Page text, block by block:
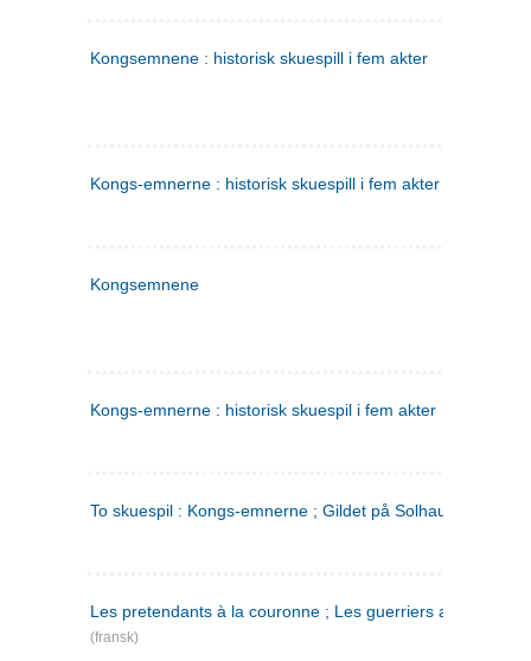
Kongsemnene : historisk skuespill i fem akter
Kongs-emnerne : historisk skuespill i fem akter
Kongsemnene
Kongs-emnerne : historisk skuespil i fem akter
To skuespil : Kongs-emnerne ; Gildet på Solhaug
Les pretendants à la couronne ; Les guerriers a Helgeland
(fransk)